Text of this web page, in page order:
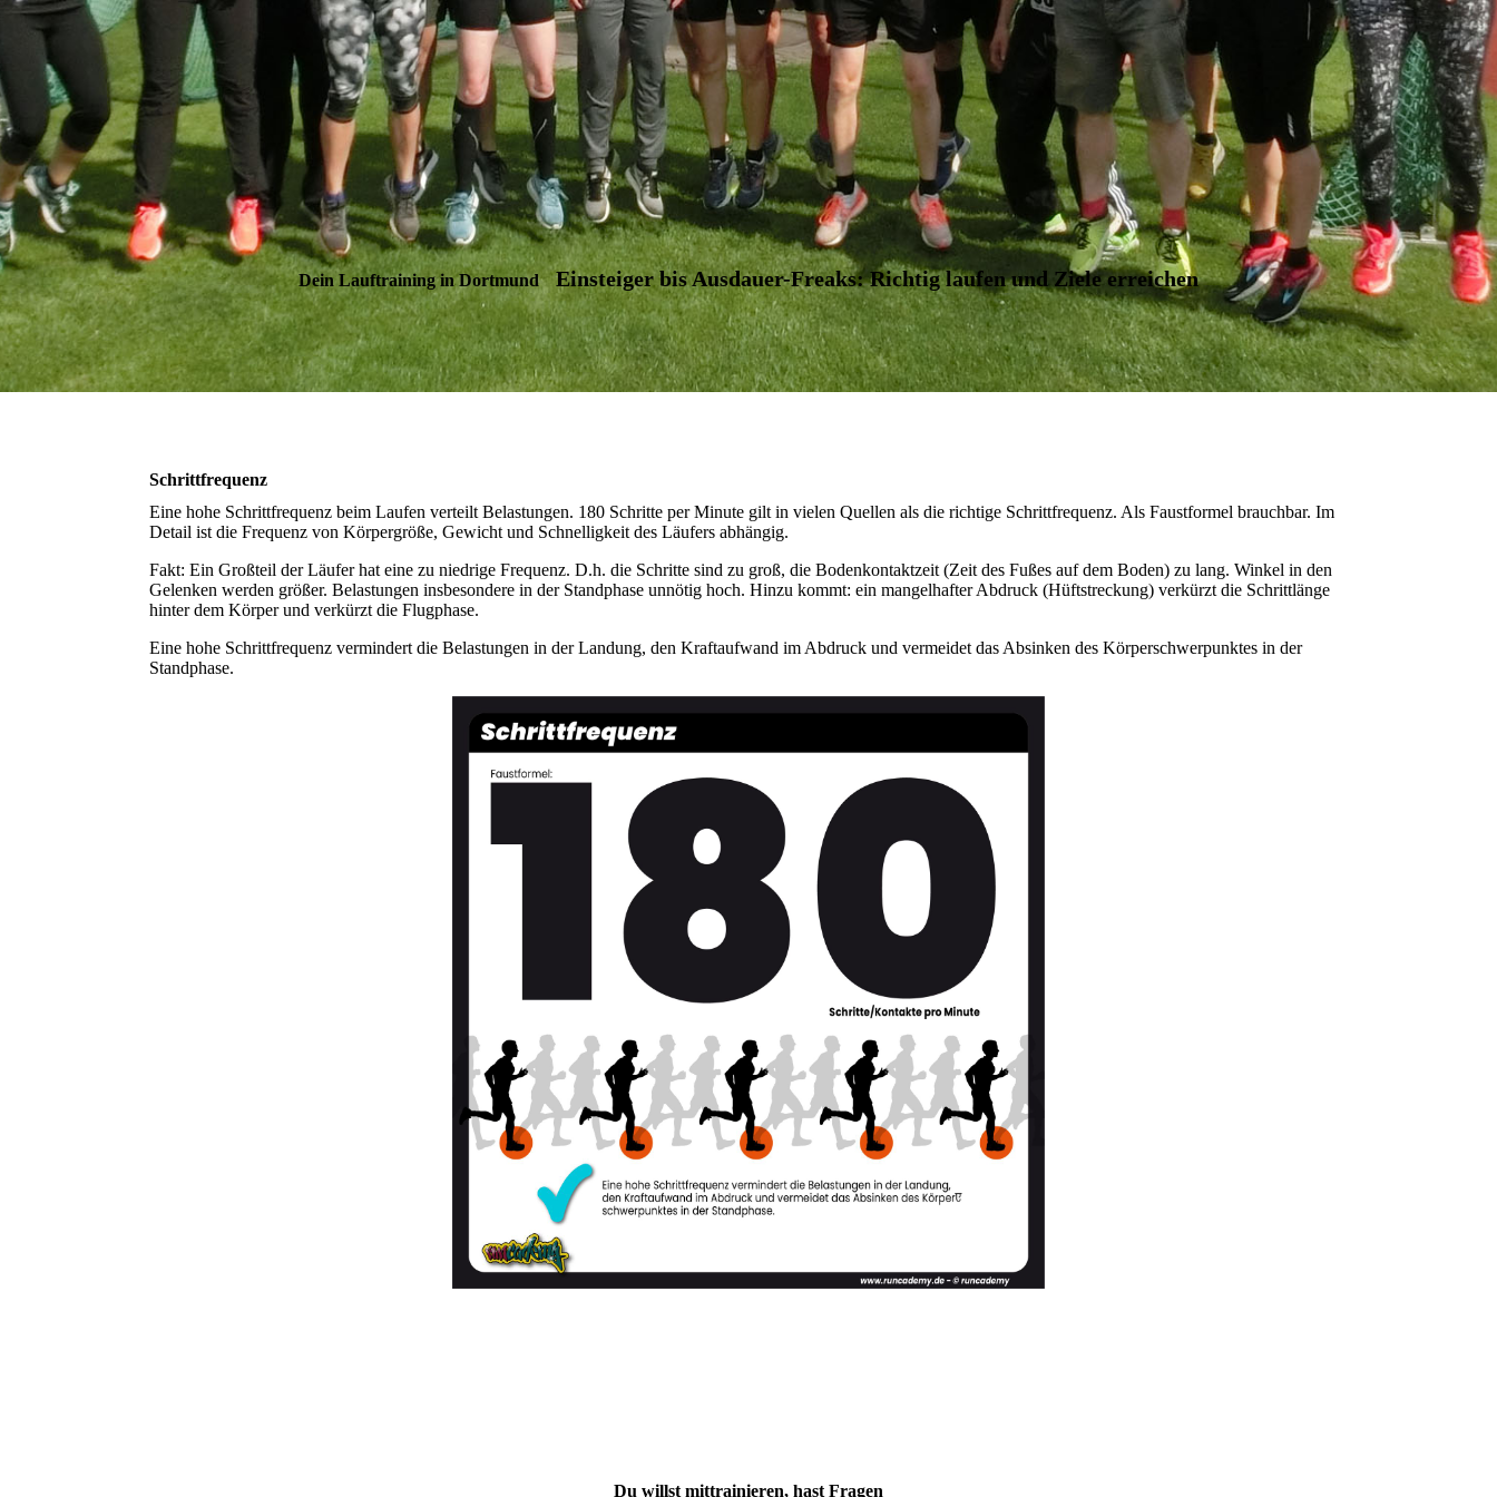
Dein Lauftraining in Dortmund Einsteiger bis Ausdauer-Freaks: Richtig laufen und Ziele erreichen
Schrittfrequenz
Eine hohe Schrittfrequenz beim Laufen verteilt Belastungen. 180 Schritte per Minute gilt in vielen Quellen als die richtige Schrittfrequenz. Als Faustformel brauchbar. Im
Detail ist die Frequenz von Körpergröße, Gewicht und Schnelligkeit des Läufers abhängig.
Fakt: Ein Großteil der Läufer hat eine zu niedrige Frequenz. D.h. die Schritte sind zu groß, die Bodenkontaktzeit (Zeit des Fußes auf dem Boden) zu lang. Winkel in den
Gelenken werden größer. Belastungen insbesondere in der Standphase unnötig hoch. Hinzu kommt: ein mangelhafter Abdruck (Hüftstreckung) verkürzt die Schrittlänge
hinter dem Körper und verkürzt die Flugphase.
Eine hohe Schrittfrequenz vermindert die Belastungen in der Landung, den Kraftaufwand im Abdruck und vermeidet das Absinken des Körperschwerpunktes in der
Standphase.
Du willst mittrainieren, hast Fragen